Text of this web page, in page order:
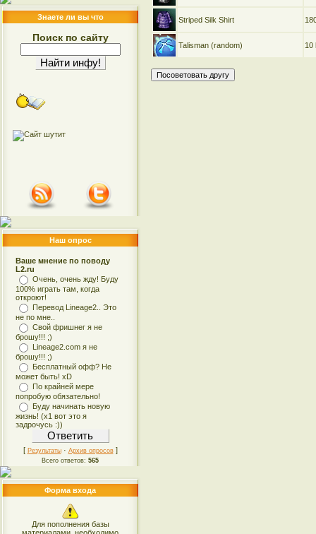
Знаете ли вы что
Поиск по сайту
Наш опрос
Ваше мнение по поводу
L2.ru
Очень, очень жду! Буду
100% играть там, когда
откроют!
Перевод Lineage2.. Это
не по мне..
Свой фришнег я не
брошу!!! ;)
Lineage2.com я не
брошу!!! ;)
Бесплатный офф? Не
может быть! xD
По крайней мере
попробую обязательно!
Буду начинать новую
жизнь! (x1 вот это я
задрочусь :))
[ Результаты· Архив опросов]
Всего ответов: 565
Форма входа
Для пополнения базы
Striped Silk Shirt
Talisman (random) 10